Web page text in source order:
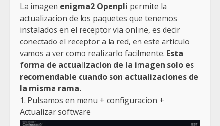
La imagen enigma2 Openpli permite la
actualizacion de los paquetes que tenemos
instalados en el receptor via online, es decir
conectado el receptor a la red, en este articulo
vamos a ver como realizarlo facilmente. Esta
forma de actualizacion de la imagen solo es
recomendable cuando son actualizaciones de
la misma rama.
1. Pulsamos en menu + configuracion +
Actualizar software